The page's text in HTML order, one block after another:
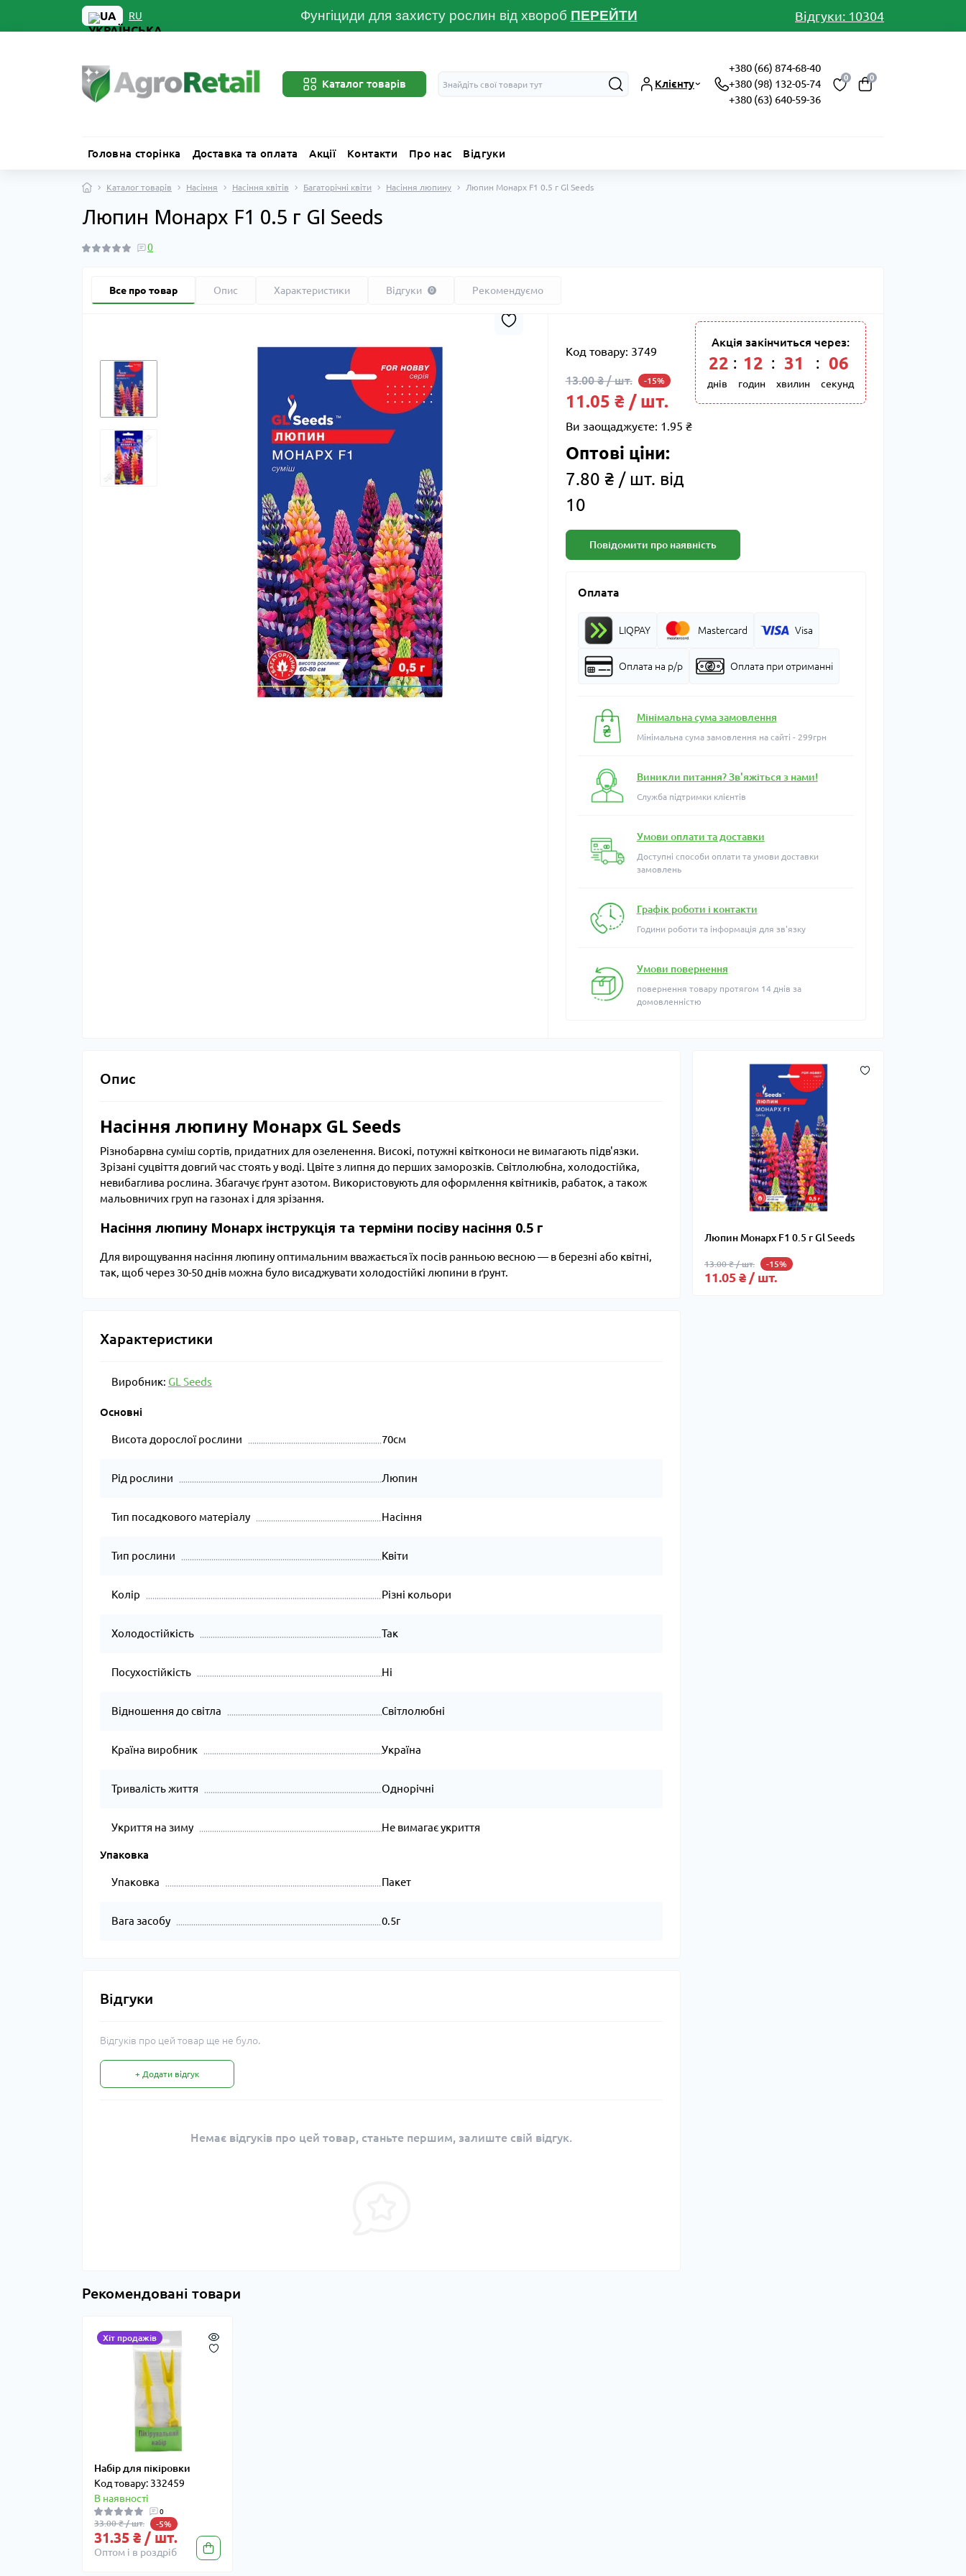
UA RU Фунгіциди для захисту рослин від хвороб ПЕРЕЙТИ Відгуки: 10304
Каталог товарів Клієнту
+380 (66) 874-68-40
+380 (98) 132-05-74
+380 (63) 640-59-36
0 0
Головна сторінка Доставка та оплата Акції Контакти Про нас Відгуки
Каталог товарів Насіння Насіння квітів Багаторічні квіти Насіння люпину Люпин Монарх F1 0.5 г Gl Seeds
Люпин Монарх F1 0.5 г Gl Seeds
0
Все про товар Опис Характеристики Відгуки 0 Рекомендуємо
Код товару: 3749
13.00 ₴ / шт. -15%
11.05 ₴ / шт.
Ви заощаджуєте: 1.95 ₴
Оптові ціни:
7.80 ₴ / шт. від
10
Акція закінчиться через:
22
днів
: 12
годин
: 31
хвилин
: 05
секунд
Повідомити про наявність
Оплата
LIQPAY Mastercard Visa
Оплата на р/р Оплата при отриманні
Мінімальна сума замовлення
Мінімальна сума замовлення на сайті - 299грн
Виникли питання? Зв'яжіться з нами!
Служба підтримки клієнтів
Умови оплати та доставки
Доступні способи оплати та умови доставки
замовлень
Графік роботи і контакти
Години роботи та інформація для зв'язку
Умови повернення
повернення товару протягом 14 днів за
домовленністю
Люпин Монарх F1 0.5 г Gl Seeds
13.00 ₴ / шт. -15%
11.05 ₴ / шт.
Опис
Насіння люпину Монарх GL Seeds
Різнобарвна суміш сортів, придатних для озеленення. Високі, потужні квітконоси не вимагають підв'язки.
Зрізані суцвіття довгий час стоять у воді. Цвіте з липня до перших заморозків. Світлолюбна, холодостійка,
невибаглива рослина. Збагачує ґрунт азотом. Використовують для оформлення квітників, рабаток, а також
мальовничих груп на газонах і для зрізання.
Насіння люпину Монарх інструкція та терміни посіву насіння 0.5 г
Для вирощування насіння люпину оптимальним вважається їх посів ранньою весною — в березні або квітні,
так, щоб через 30-50 днів можна було висаджувати холодостійкі люпини в ґрунт.
Характеристики
Виробник: GL Seeds
Основні
Висота дорослої рослини 70см
Рід рослини Люпин
Тип посадкового матеріалу Насіння
Тип рослини Квіти
Колір Різні кольори
Холодостійкість Так
Посухостійкість Ні
Відношення до світла Світлолюбні
Країна виробник Україна
Тривалість життя Однорічні
Укриття на зиму Не вимагає укриття
Упаковка
Упаковка Пакет
Вага засобу 0.5г
Відгуки
Відгуків про цей товар ще не було.
+ Додати відгук
Немає відгуків про цей товар, станьте першим, залиште свій відгук.
Рекомендовані товари
Хіт продажів
Набір для пікіровки
Код товару: 332459
В наявності
0
33.00 ₴ / шт. -5%
31.35 ₴ / шт.
Оптом і в роздріб